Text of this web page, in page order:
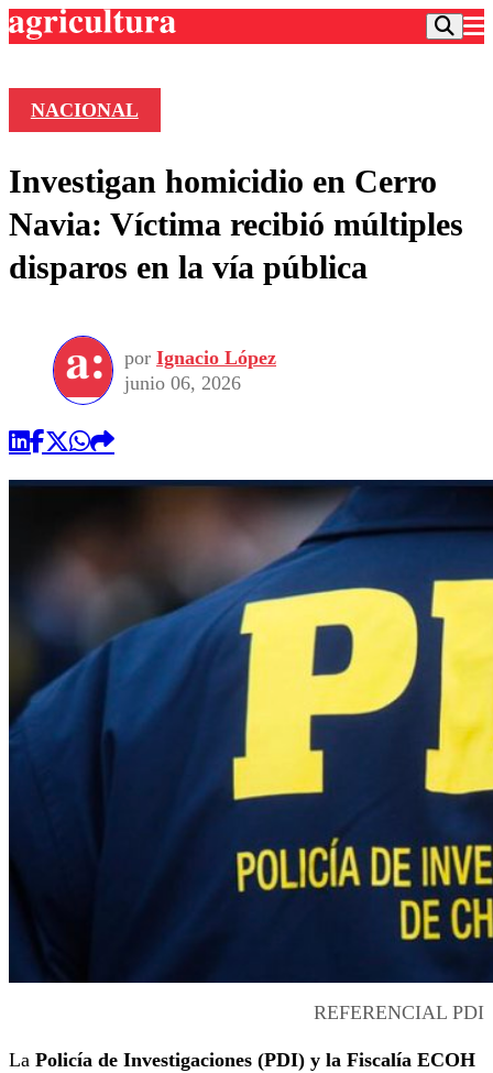
Frecuencias
Agricultura TV
Deportes
Colo Colo
Seleccion Chilena
Torneo Internacional
Universidad de Chile
Entretención
Economía
Internacional
Sustentabilidad
Publicaciones en medios
Opinión
NACIONAL
Investigan homicidio en Cerro
Navia: Víctima recibió múltiples
disparos en la vía pública
por Ignacio López
junio 06, 2026
REFERENCIAL PDI
La Policía de Investigaciones (PDI) y la Fiscalía ECOH